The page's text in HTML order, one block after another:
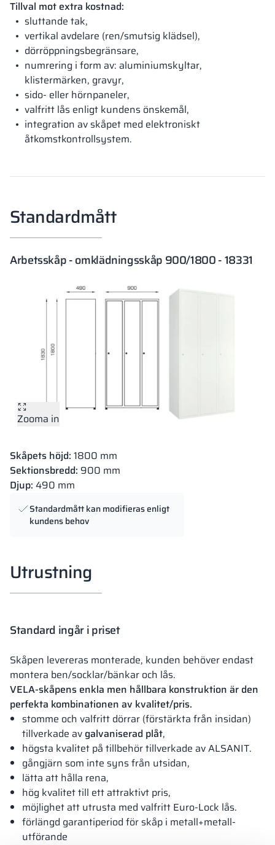
Tillval mot extra kostnad:
sluttande tak,
vertikal avdelare (ren/smutsig klädsel),
dörröppningsbegränsare,
numrering i form av: aluminiumskyltar,
klistermärken, gravyr,
sido- eller hörnpaneler,
valfritt lås enligt kundens önskemål,
integration av skåpet med elektroniskt
åtkomstkontrollsystem.
Standardmått
Arbetsskåp - omklädningsskåp 900/1800 - 18331
Zooma in
Skåpets höjd: 1800 mm
Sektionsbredd: 900 mm
Djup: 490 mm
Standardmått kan modifieras enligt
kundens behov
Utrustning
Standard ingår i priset
Skåpen levereras monterade, kunden behöver endast
montera ben/socklar/bänkar och lås.
VELA-skåpens enkla men hållbara konstruktion är den
perfekta kombinationen av kvalitet/pris.
stomme och valfritt dörrar (förstärkta från insidan)
tillverkade av galvaniserad plåt,
högsta kvalitet på tillbehör tillverkade av ALSANIT.
gångjärn som inte syns från utsidan,
lätta att hålla rena,
hög kvalitet till ett attraktivt pris,
möjlighet att utrusta med valfritt Euro-Lock lås.
förlängd garantiperiod för skåp i metall+metall-
utförande